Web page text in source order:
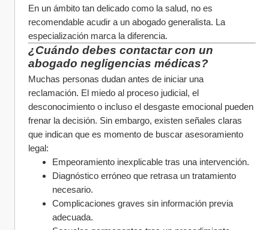
En un ámbito tan delicado como la salud, no es
recomendable acudir a un abogado generalista. La
especialización marca la diferencia.
¿Cuándo debes contactar con un
abogado negligencias médicas?
Muchas personas dudan antes de iniciar una
reclamación. El miedo al proceso judicial, el
desconocimiento o incluso el desgaste emocional pueden
frenar la decisión. Sin embargo, existen señales claras
que indican que es momento de buscar asesoramiento
legal:
Empeoramiento inexplicable tras una intervención.
Diagnóstico erróneo que retrasa un tratamiento
necesario.
Complicaciones graves sin información previa
adecuada.